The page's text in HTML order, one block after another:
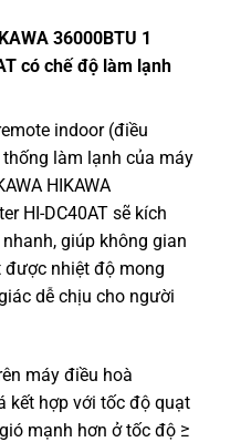
36000BTU 1
có chế độ làm lạnh
indoor (điều
làm lạnh của máy
HIKAWA
HI-DC40AT sẽ kích
giúp không gian
nhiệt độ mong
dễ chịu cho người
máy điều hoà
kết hợp với tốc độ quạt
mạnh hơn ở tốc độ ≥